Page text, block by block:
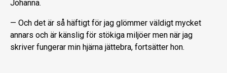
Johanna.
— Och det är så häftigt för jag glömmer väldigt mycket
annars och är känslig för stökiga miljöer men när jag
skriver fungerar min hjärna jättebra, fortsätter hon.